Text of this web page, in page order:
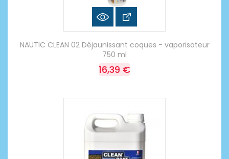
NAUTIC CLEAN 02 Déjaunissant coques - vaporisateur
750 ml
16,39 €